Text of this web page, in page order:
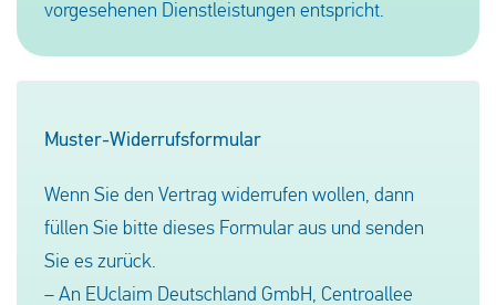
vorgesehenen Dienstleistungen entspricht.
Muster-Widerrufsformular
Wenn Sie den Vertrag widerrufen wollen, dann
füllen Sie bitte dieses Formular aus und senden
Sie es zurück.
– An EUclaim Deutschland GmbH, Centroallee